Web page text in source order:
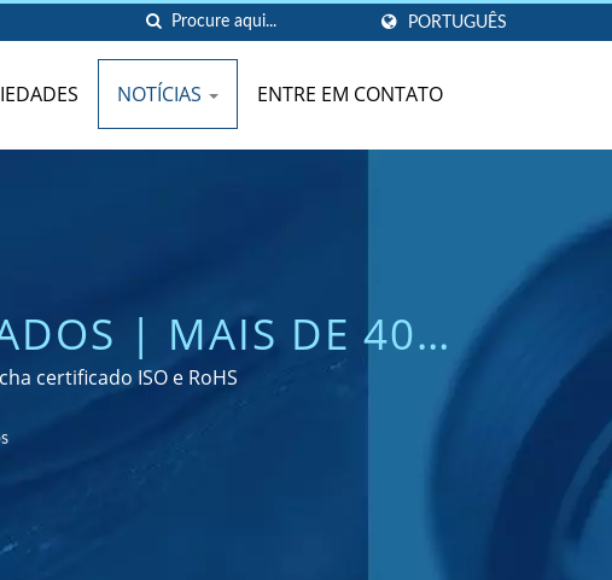
PORTUGUÊS
NOTÍCIAS ENTRE EM CONTATO
| MAIS DE 40
DE PRODUTOS DE
certificado ISO e RoHS